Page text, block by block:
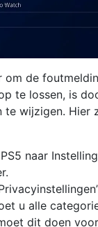
om de
te lossen, is
te wijzigen. Hier
naar
u alle
dit doen